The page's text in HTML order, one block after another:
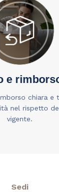
e
chiara e
nel rispetto
vigente.
Sedi